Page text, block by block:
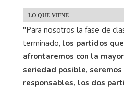
LO QUE VIENE
"Para nosotros la fase de
terminado, los partidos
afrontaremos con la
seriedad posible,
responsables, los dos